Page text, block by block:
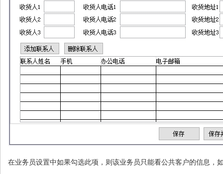
在业务员设置中如果勾选此项，则该业务员只能看公共客户的信息，